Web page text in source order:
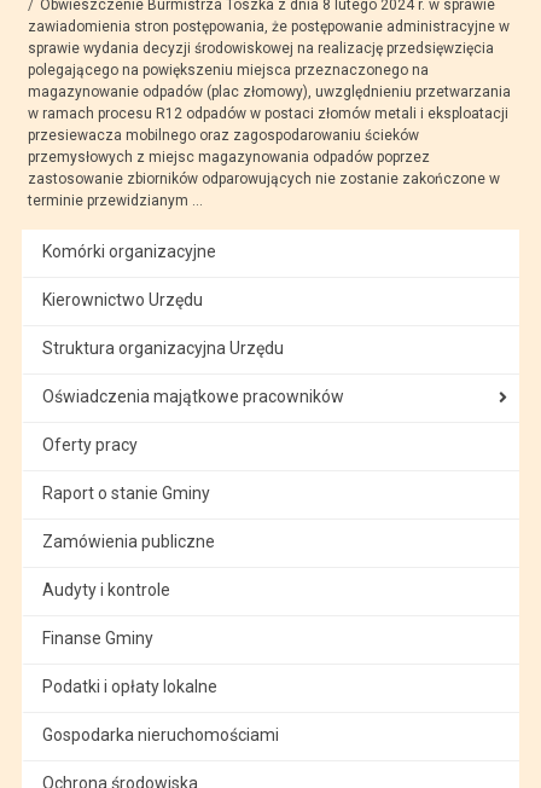
Obwieszczenie Burmistrza Toszka z dnia 8 lutego 2024 r. w sprawie
zawiadomienia stron postępowania, że postępowanie administracyjne w
sprawie wydania decyzji środowiskowej na realizację przedsięwzięcia
polegającego na powiększeniu miejsca przeznaczonego na
magazynowanie odpadów (plac złomowy), uwzględnieniu przetwarzania
w ramach procesu R12 odpadów w postaci złomów metali i eksploatacji
przesiewacza mobilnego oraz zagospodarowaniu ścieków
przemysłowych z miejsc magazynowania odpadów poprzez
zastosowanie zbiorników odparowujących nie zostanie zakończone w
terminie przewidzianym ...
Komórki organizacyjne
Kierownictwo Urzędu
Struktura organizacyjna Urzędu
Oświadczenia majątkowe pracowników
Oferty pracy
Raport o stanie Gminy
Zamówienia publiczne
Audyty i kontrole
Finanse Gminy
Podatki i opłaty lokalne
Gospodarka nieruchomościami
Ochrona środowiska